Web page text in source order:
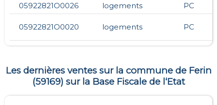
05922821O0026
logements PC
05922821O0020 logements PC
Les dernières ventes sur la commune de Ferin
(59169) sur la Base Fiscale de l‘Etat